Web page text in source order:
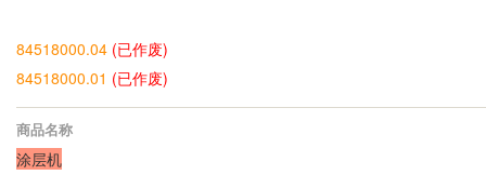
84518000.04 (已作废)
84518000.01 (已作废)
商品名称
涂层机